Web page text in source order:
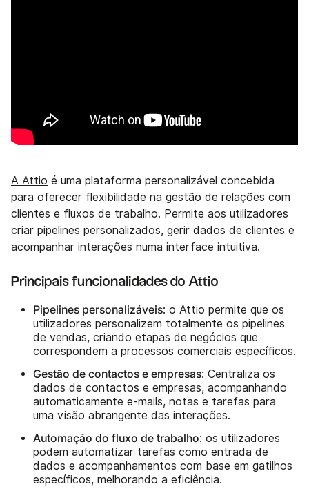
A Attio é uma plataforma personalizável concebida
para oferecer flexibilidade na gestão de relações com
clientes e fluxos de trabalho. Permite aos utilizadores
criar pipelines personalizados, gerir dados de clientes e
acompanhar interações numa interface intuitiva.
Principais funcionalidades do Attio
Pipelines personalizáveis: o Attio permite que os
utilizadores personalizem totalmente os pipelines
de vendas, criando etapas de negócios que
correspondem a processos comerciais específicos.
Gestão de contactos e empresas: Centraliza os
dados de contactos e empresas, acompanhando
automaticamente e-mails, notas e tarefas para
uma visão abrangente das interações.
Automação do fluxo de trabalho: os utilizadores
podem automatizar tarefas como entrada de
dados e acompanhamentos com base em gatilhos
específicos, melhorando a eficiência.